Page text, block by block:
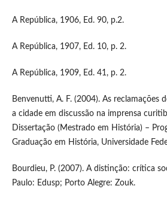
A República, 1906, Ed. 90, p.2.
A República, 1907, Ed. 10, p. 2.
A República, 1909, Ed. 41, p. 2.
Benvenutti, A. F. (2004). As reclamações
a cidade em discussão na imprensa
Dissertação (Mestrado em História) –
Graduação em História, Universidade
Bourdieu, P. (2007). A distinção: crítica
Paulo: Edusp; Porto Alegre: Zouk.